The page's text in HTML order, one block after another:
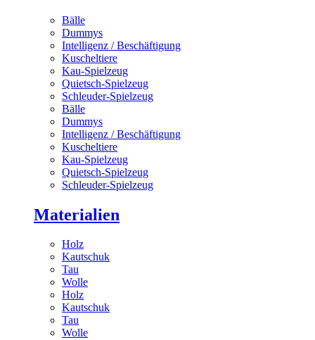
Bälle
Dummys
Intelligenz / Beschäftigung
Kuscheltiere
Kau-Spielzeug
Quietsch-Spielzeug
Schleuder-Spielzeug
Bälle
Dummys
Intelligenz / Beschäftigung
Kuscheltiere
Kau-Spielzeug
Quietsch-Spielzeug
Schleuder-Spielzeug
Materialien
Holz
Kautschuk
Tau
Wolle
Holz
Kautschuk
Tau
Wolle